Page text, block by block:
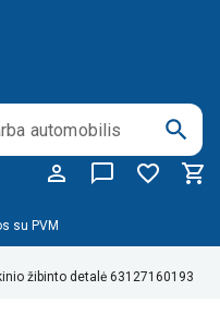
su PVM
žibinto detalė 63127160193